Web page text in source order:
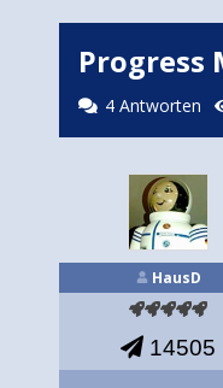
Progress
4 Antworten
HausD
14505